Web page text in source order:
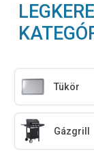
Tükör
Gázgrill